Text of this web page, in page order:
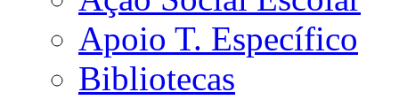
Apoio T. Específico
Bibliotecas